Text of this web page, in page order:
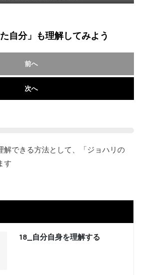
自分」も理解してみよう
前へ
次へ
解できる方法として、「ジョハリの
す
18_自分自身を理解する